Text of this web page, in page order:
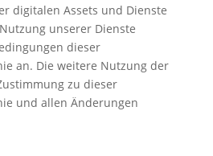
digitalen Assets und Dienste
unserer Dienste
dieser
an. Die weitere Nutzung der
zu dieser
und allen Änderungen